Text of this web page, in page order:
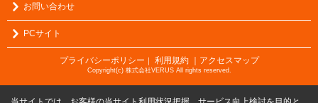
お問い合わせ
PCサイト
プライバシーポリシー ｜ 利用規約 ｜アクセスマップ
Copyright(c) 株式会社VERUS All rights reserved.